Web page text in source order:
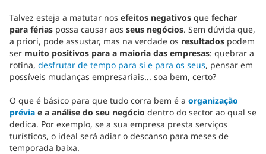
Talvez esteja a matutar nos efeitos negativos que fechar
para férias possa causar aos seus negócios. Sem dúvida que,
a priori, pode assustar, mas na verdade os resultados podem
ser muito positivos para a maioria das empresas: quebrar a
rotina, desfrutar de tempo para si e para os seus, pensar em
possíveis mudanças empresariais... soa bem, certo?
O que é básico para que tudo corra bem é a organização
prévia e a análise do seu negócio dentro do sector ao qual se
dedica. Por exemplo, se a sua empresa presta serviços
turísticos, o ideal será adiar o descanso para meses de
temporada baixa.